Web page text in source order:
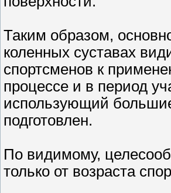
Таким образом,
коленных суставах
спортсменов к
процессе и в период
использующий
подготовлен.
По видимому,
только от возраста